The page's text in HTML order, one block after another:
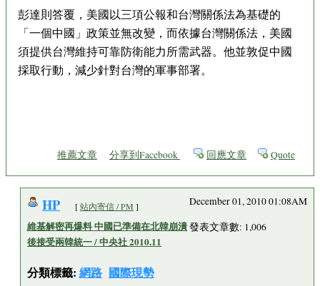
彭達則答覆，美國以三項公報和台灣關係法為基礎的
「一個中國」政策並無改變，而依據台灣關係法，美國
須提供台灣維持可靠防衛能力所需武器。他並敦促中國
採取行動，減少針對台灣的軍事部署。
推薦文章 分享到Facebook 回應文章 Quote
HP [站內寄信 / PM ]
維基解密再爆料 中國已準備在北韓崩潰
後接受兩韓統一 / 中央社 2010.11
分類標籤: 網路 國際現勢
December 01, 2010 01:08AM
發表文章數: 1,006